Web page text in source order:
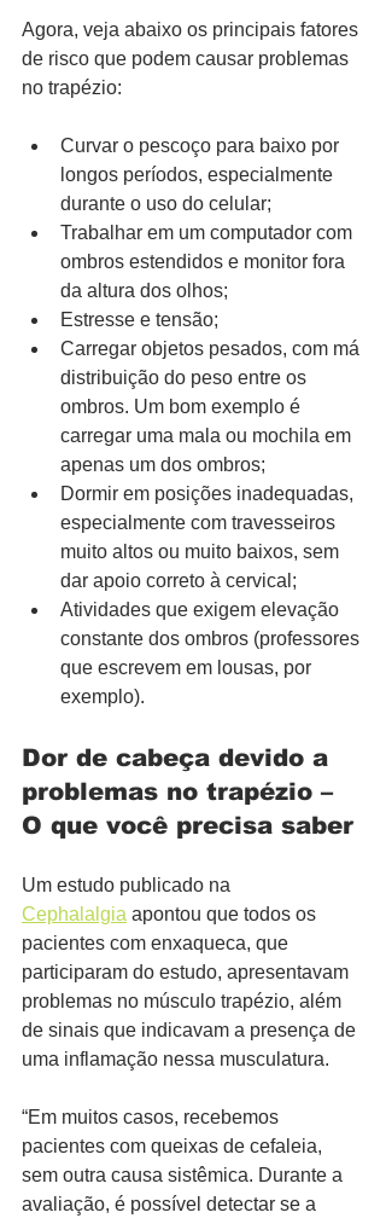
Agora, veja abaixo os principais fatores
de risco que podem causar problemas
no trapézio:
Curvar o pescoço para baixo por
longos períodos, especialmente
durante o uso do celular;
Trabalhar em um computador com
ombros estendidos e monitor fora
da altura dos olhos;
Estresse e tensão;
Carregar objetos pesados, com má
distribuição do peso entre os
ombros. Um bom exemplo é
carregar uma mala ou mochila em
apenas um dos ombros;
Dormir em posições inadequadas,
especialmente com travesseiros
muito altos ou muito baixos, sem
dar apoio correto à cervical;
Atividades que exigem elevação
constante dos ombros (professores
que escrevem em lousas, por
exemplo).
Dor de cabeça devido a
problemas no trapézio –
O que você precisa saber
Um estudo publicado na
Cephalalgia apontou que todos os
pacientes com enxaqueca, que
participaram do estudo, apresentavam
problemas no músculo trapézio, além
de sinais que indicavam a presença de
uma inflamação nessa musculatura.
“Em muitos casos, recebemos
pacientes com queixas de cefaleia,
sem outra causa sistêmica. Durante a
avaliação, é possível detectar se a